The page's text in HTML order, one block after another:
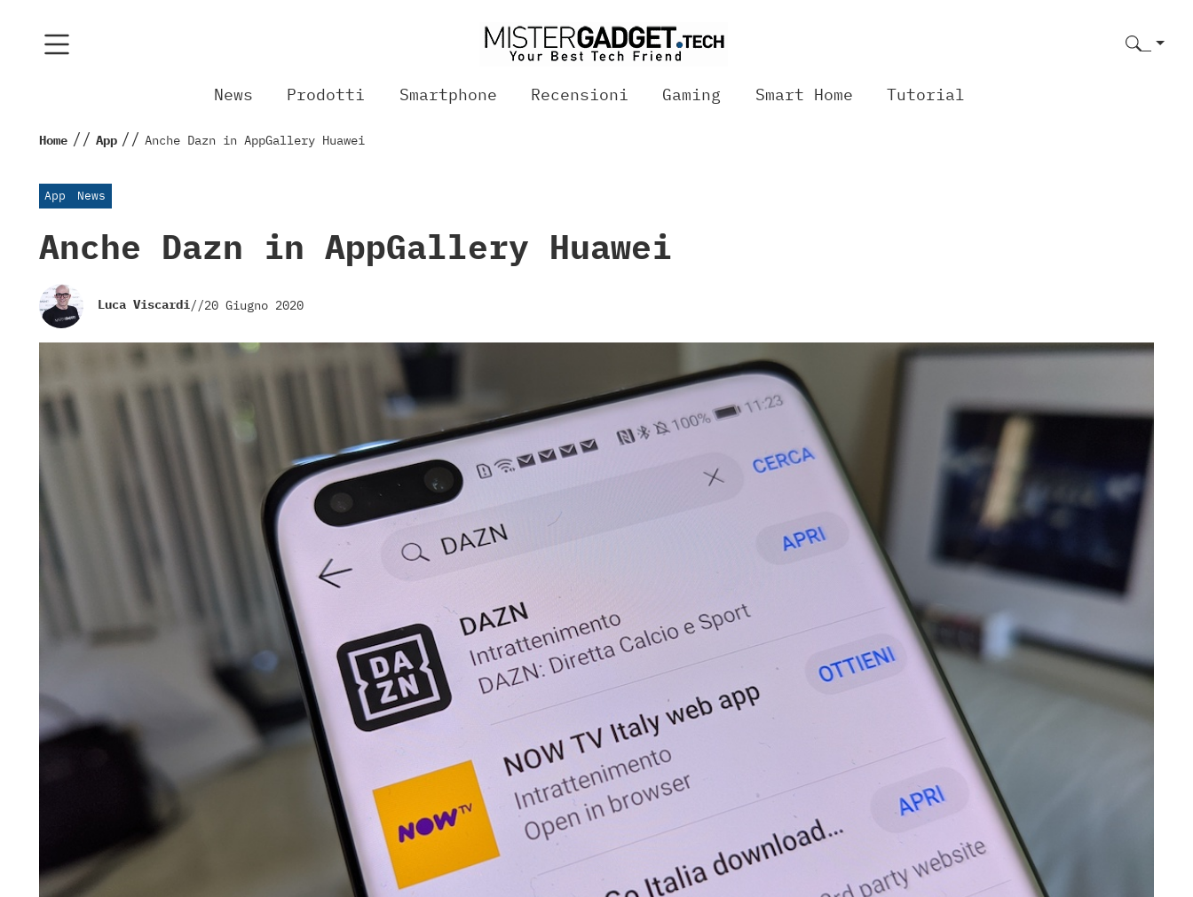
News Prodotti Smartphone Recensioni Gaming Smart Home Tutorial
Home // App // Anche Dazn in AppGallery Huawei
App News
Anche Dazn in AppGallery Huawei
Luca Viscardi//20 Giugno 2020